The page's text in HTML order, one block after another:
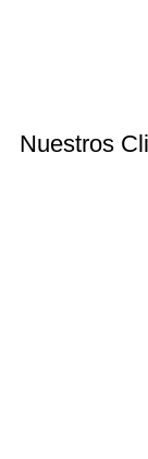
Nuestros